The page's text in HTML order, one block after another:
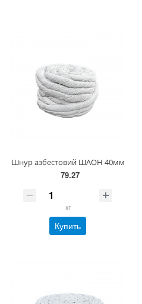
Шнур азбестовий ШАОН 40мм
79.27
кг
Купить